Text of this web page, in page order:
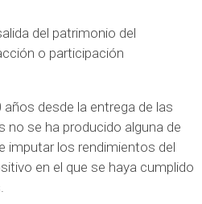
del patrimonio del
o participación
desde la entrega de las
no se ha producido alguna de
imputar los rendimientos del
en el que se haya cumplido